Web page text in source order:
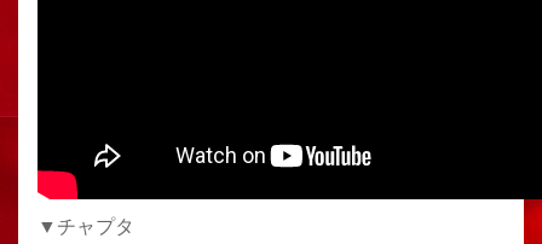
▼チャプタ